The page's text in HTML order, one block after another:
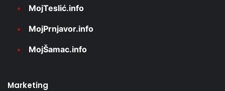
MojTeslić.info
MojPrnjavor.info
MojŠamac.info
Marketing